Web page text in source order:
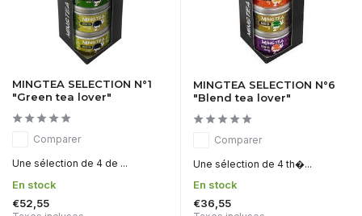
MINGTEA SELECTION N°1
"Green tea lover"
Comparer
Une sélection de 4 de ...
En stock
€52,55
MINGTEA SELECTION N°6
"Blend tea lover"
Comparer
Une sélection de 4 th�...
En stock
€36,55